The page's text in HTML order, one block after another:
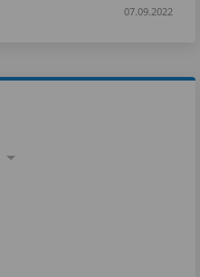
07.09.2022